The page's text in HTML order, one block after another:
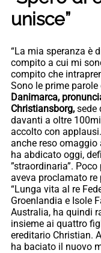
unisce”
“La mia speranza è
compito a cui mi
compito che
Sono le prime parole
Danimarca,
Christiansborg, sede
davanti a oltre
accolto con
anche reso omaggio
ha abdicato oggi,
”straordinaria”.
aveva proclamato
“Lunga vita al re
Groenlandia e Isole
Australia, ha quindi
insieme ai quattro
ereditario Christian.
ha baciato il nuovo